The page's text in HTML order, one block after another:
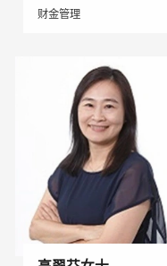
财金管理